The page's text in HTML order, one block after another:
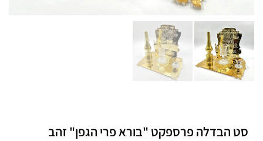
סט הבדלה פרספקט "בורא פרי הגפן" זהב